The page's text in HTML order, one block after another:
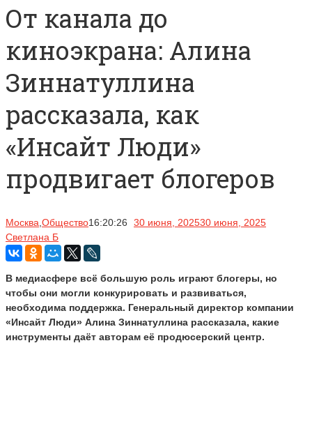
От канала до
киноэкрана: Алина
Зиннатуллина
рассказала, как
«Инсайт Люди»
продвигает блогеров
Москва Общество16:20:26 30 июня, 202530 июня, 2025
Светлана Б
В медиасфере всё большую роль играют блогеры, но
чтобы они могли конкурировать и развиваться,
необходима поддержка. Генеральный директор компании
«Инсайт Люди» Алина Зиннатуллина рассказала, какие
инструменты даёт авторам её продюсерский центр.